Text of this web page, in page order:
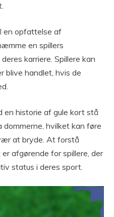
en opfattelse af
en spillers
karriere. Spillere kan
blive handlet, hvis de
en historie af gule kort stå
hvilket kan føre
at bryde. At forstå
afgørende for spillere, der
status i deres sport.